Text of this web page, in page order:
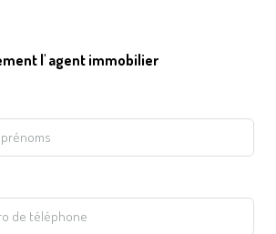
l' agent immobilier